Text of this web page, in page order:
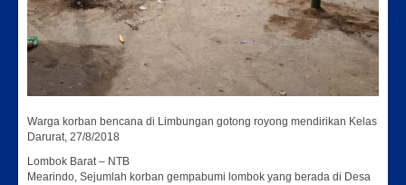
Warga korban bencana di Limbungan gotong royong mendirikan Kelas
Darurat, 27/8/2018
Lombok Barat – NTB
Mearindo, Sejumlah korban gempabumi lombok yang berada di Desa